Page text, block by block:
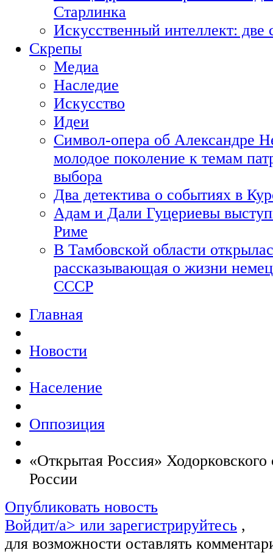
Старлинка
Искусственный интеллект:
Скрепы
Медиа
Наследие
Искусство
Идеи
Символ-опера об Александре
молодое поколение к темам
выбора
Два детектива о событиях в
Адам и Дали Гуцериевы
Риме
В Тамбовской области
рассказывающая о жизни
СССР
Главная
Новости
Население
Оппозиция
«Открытая Россия» Ходорковского
России
Опубликовать новость
Войдит/a> или зарегистрируйтесь ,
для возможности оставлять